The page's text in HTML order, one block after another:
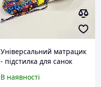
Універсальний матрацик
- підстилка для санок
синьому (S-2024)
В наявності